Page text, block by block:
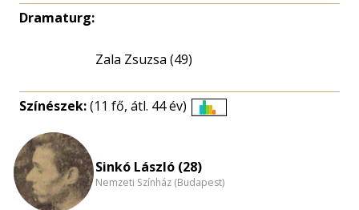
Dramaturg:
Zala Zsuzsa (49)
Színészek:(11 fő, átl. 44 év)
Sinkó László (28)
Nemzeti Színház (Budapest)